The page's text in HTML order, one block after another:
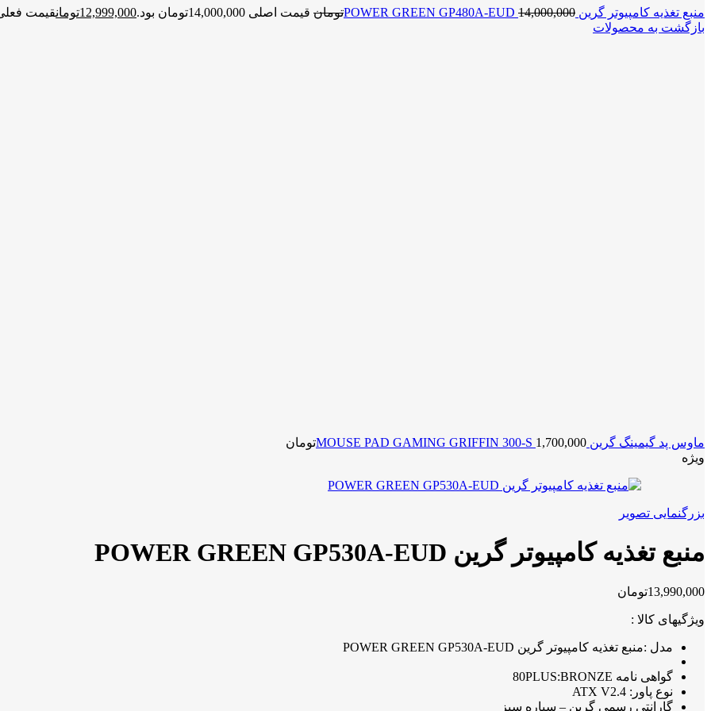
منبع تغذیه کامپیوتر گرین POWER GREEN GP480A-EUD 14,000,000 تومان قیمت اصلی 14,000,000تومان بود. 12,999,000تومانقیمت فعلی
بازگشت به محصولات
ماوس پد گیمینگ گرین MOUSE PAD GAMING GRIFFIN 300-S 1,700,000
تومان
ویژه
بزرگنمایی تصویر
منبع تغذیه کامپیوتر گرین POWER GREEN GP530A-EUD
13,990,000تومان
ویژگیهای کالا :
مدل :منبع تغذیه کامپیوتر گرین POWER GREEN GP530A-EUD
گواهی نامه 80PLUS:BRONZE
نوع پاور: 4.ATX V2
گارانتی رسمی گرین – سیاره سبز